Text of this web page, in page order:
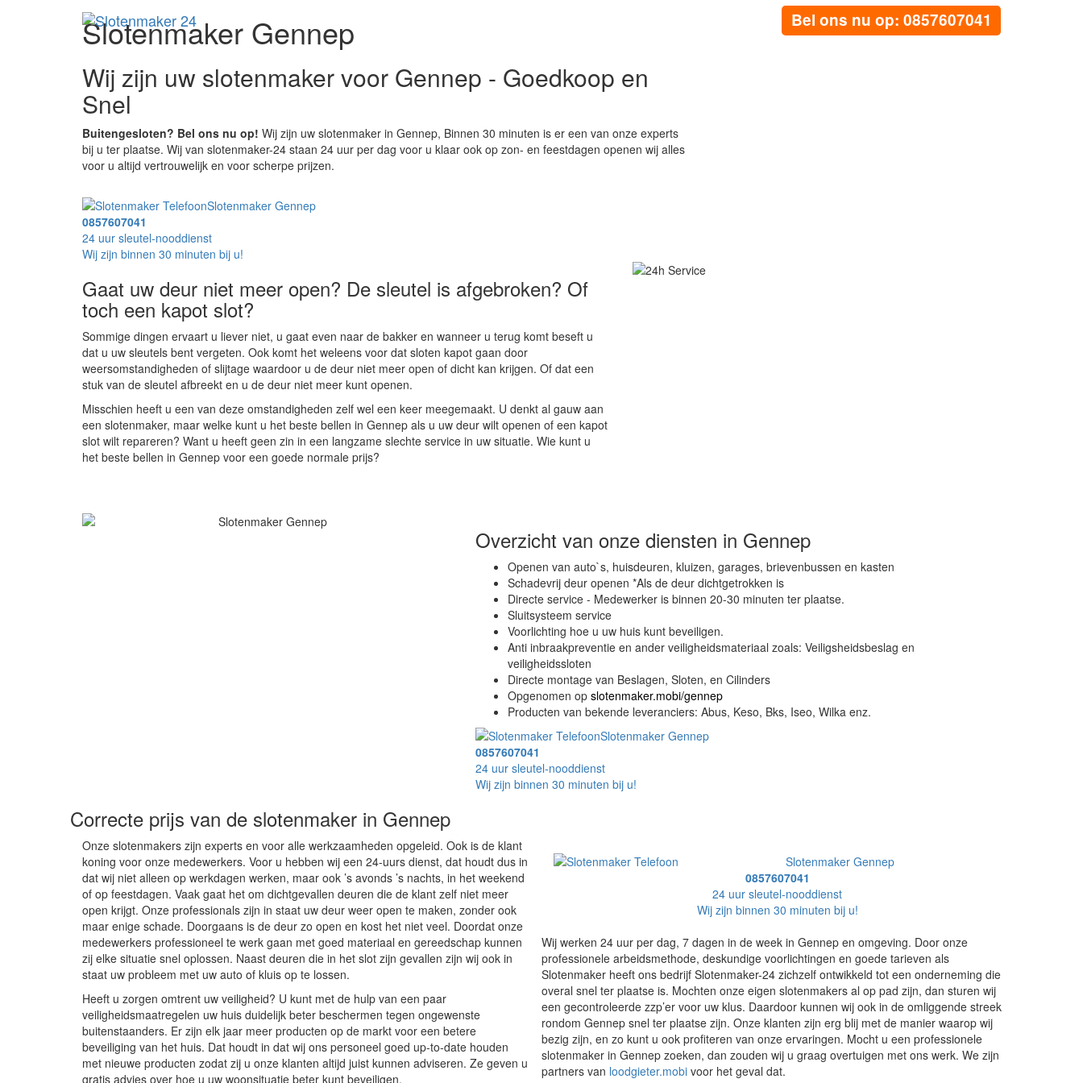
Bel ons nu op: 0857607041
Slotenmaker Gennep
Wij zijn uw slotenmaker voor Gennep - Goedkoop en
Snel
Buitengesloten? Bel ons nu op! Wij zijn uw slotenmaker in Gennep, Binnen 30 minuten is er een van onze experts
bij u ter plaatse. Wij van slotenmaker-24 staan 24 uur per dag voor u klaar ook op zon- en feestdagen openen wij alles
voor u altijd vertrouwelijk en voor scherpe prijzen.
Slotenmaker Gennep
0857607041
24 uur sleutel-nooddienst
Wij zijn binnen 30 minuten bij u!
Gaat uw deur niet meer open? De sleutel is afgebroken? Of
toch een kapot slot?
Sommige dingen ervaart u liever niet, u gaat even naar de bakker en wanneer u terug komt beseft u
dat u uw sleutels bent vergeten. Ook komt het weleens voor dat sloten kapot gaan door
weersomstandigheden of slijtage waardoor u de deur niet meer open of dicht kan krijgen. Of dat een
stuk van de sleutel afbreekt en u de deur niet meer kunt openen.
Misschien heeft u een van deze omstandigheden zelf wel een keer meegemaakt. U denkt al gauw aan
een slotenmaker, maar welke kunt u het beste bellen in Gennep als u uw deur wilt openen of een kapot
slot wilt repareren? Want u heeft geen zin in een langzame slechte service in uw situatie. Wie kunt u
het beste bellen in Gennep voor een goede normale prijs?
Overzicht van onze diensten in Gennep
Openen van auto`s, huisdeuren, kluizen, garages, brievenbussen en kasten
Schadevrij deur openen *Als de deur dichtgetrokken is
Directe service - Medewerker is binnen 20-30 minuten ter plaatse.
Sluitsysteem service
Voorlichting hoe u uw huis kunt beveiligen.
Anti inbraakpreventie en ander veiligheidsmateriaal zoals: Veiligsheidsbeslag en
veiligheidssloten
Directe montage van Beslagen, Sloten, en Cilinders
Opgenomen op slotenmaker.mobi/gennep
Producten van bekende leveranciers: Abus, Keso, Bks, Iseo, Wilka enz.
Slotenmaker Gennep
0857607041
24 uur sleutel-nooddienst
Wij zijn binnen 30 minuten bij u!
Correcte prijs van de slotenmaker in Gennep
Onze slotenmakers zijn experts en voor alle werkzaamheden opgeleid. Ook is de klant
koning voor onze medewerkers. Voor u hebben wij een 24-uurs dienst, dat houdt dus in
dat wij niet alleen op werkdagen werken, maar ook ’s avonds ’s nachts, in het weekend
of op feestdagen. Vaak gaat het om dichtgevallen deuren die de klant zelf niet meer
open krijgt. Onze professionals zijn in staat uw deur weer open te maken, zonder ook
maar enige schade. Doorgaans is de deur zo open en kost het niet veel. Doordat onze
medewerkers professioneel te werk gaan met goed materiaal en gereedschap kunnen
zij elke situatie snel oplossen. Naast deuren die in het slot zijn gevallen zijn wij ook in
staat uw probleem met uw auto of kluis op te lossen.
Heeft u zorgen omtrent uw veiligheid? U kunt met de hulp van een paar
veiligheidsmaatregelen uw huis duidelijk beter beschermen tegen ongewenste
buitenstaanders. Er zijn elk jaar meer producten op de markt voor een betere
beveiliging van het huis. Dat houdt in dat wij ons personeel goed up-to-date houden
met nieuwe producten zodat zij u onze klanten altijd juist kunnen adviseren. Ze geven u
gratis advies over hoe u uw woonsituatie beter kunt beveiligen.
Slotenmaker Gennep
0857607041
24 uur sleutel-nooddienst
Wij zijn binnen 30 minuten bij u!
Wij werken 24 uur per dag, 7 dagen in de week in Gennep en omgeving. Door onze
professionele arbeidsmethode, deskundige voorlichtingen en goede tarieven als
Slotenmaker heeft ons bedrijf Slotenmaker-24 zichzelf ontwikkeld tot een onderneming die
overal snel ter plaatse is. Mochten onze eigen slotenmakers al op pad zijn, dan sturen wij
een gecontroleerde zzp’er voor uw klus. Daardoor kunnen wij ook in de omliggende streek
rondom Gennep snel ter plaatse zijn. Onze klanten zijn erg blij met de manier waarop wij
bezig zijn, en zo kunt u ook profiteren van onze ervaringen. Mocht u een professionele
slotenmaker in Gennep zoeken, dan zouden wij u graag overtuigen met ons werk. We zijn
partners van loodgieter.mobi voor het geval dat.